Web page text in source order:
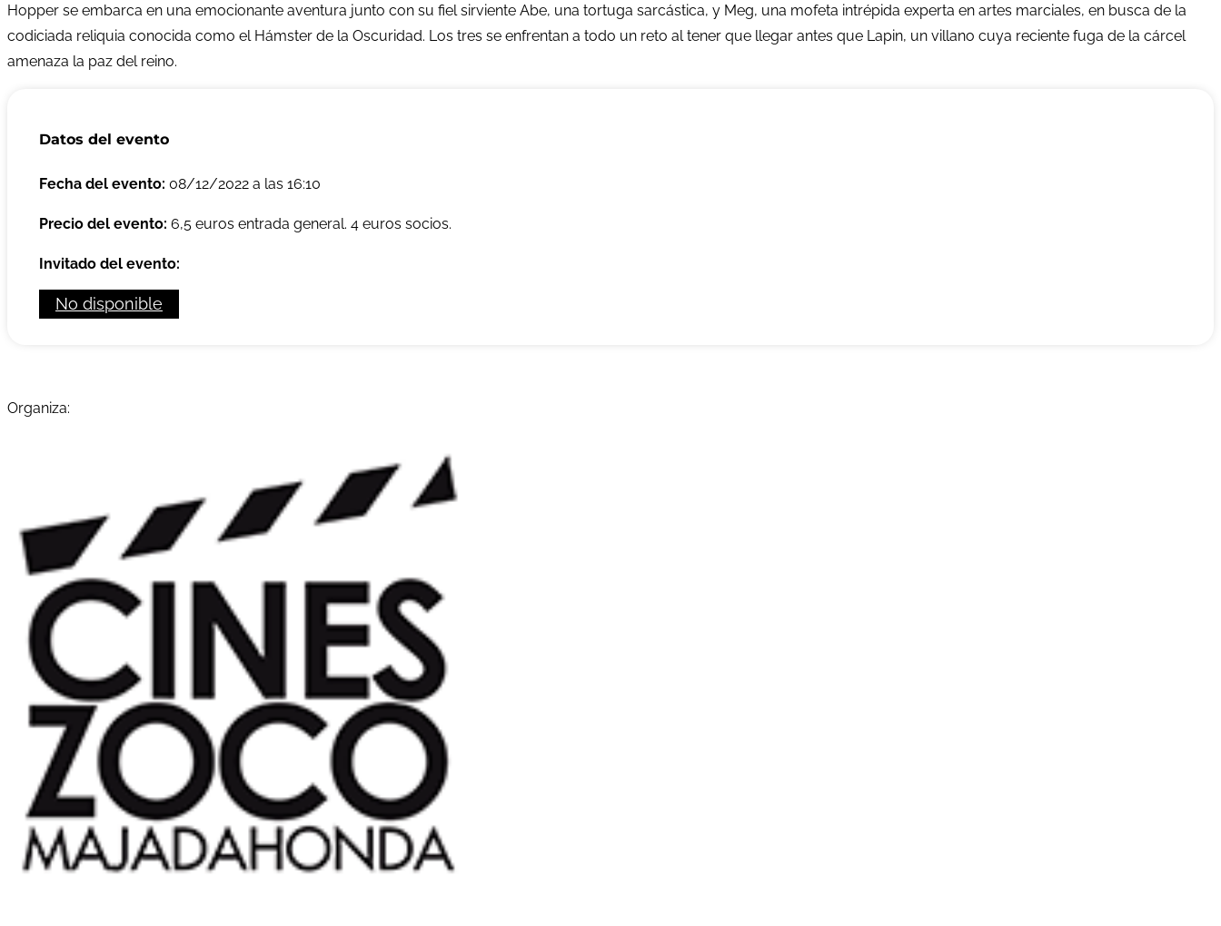
Hopper se embarca en una emocionante aventura junto con su fiel sirviente Abe, una tortuga sarcástica, y Meg, una mofeta intrépida experta en artes marciales, en busca de la
codiciada reliquia conocida como el Hámster de la Oscuridad. Los tres se enfrentan a todo un reto al tener que llegar antes que Lapin, un villano cuya reciente fuga de la cárcel
amenaza la paz del reino.
Datos del evento
Fecha del evento: 08/12/2022 a las 16:10
Precio del evento: 6,5 euros entrada general. 4 euros socios.
Invitado del evento:
No disponible
Organiza: